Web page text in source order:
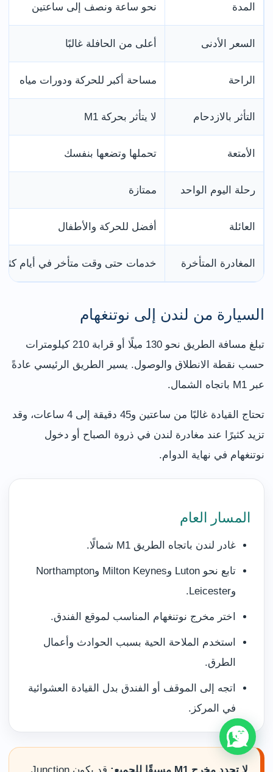
المدة نحو ساعة ونصف إلى ساعتين
السعر الأدنى أعلى من الحافلة غالبًا
الراحة مساحة أكبر للحركة ودورات مياه
التأثر بالازدحام لا يتأثر بحركة M1
الأمتعة تحملها وتضعها بنفسك
رحلة اليوم الواحد ممتازة
العائلة أفضل للحركة والأطفال
المغادرة المتأخرة خدمات حتى وقت متأخر في أيام
السيارة من لندن إلى نوتنغهام
تبلغ مسافة الطريق نحو 130 ميلًا أو قرابة 210 كيلومترات
حسب نقطة الانطلاق والوصول. يسير الطريق الرئيسي عادةً
عبر M1 باتجاه الشمال.
تحتاج القيادة غالبًا من ساعتين و45 دقيقة إلى 4 ساعات، وقد
تزيد كثيرًا عند مغادرة لندن في ذروة الصباح أو دخول
نوتنغهام في نهاية الدوام.
المسار العام
غادر لندن باتجاه الطريق M1 شمالًا.
تابع نحو Luton وMilton Keynes وNorthampton
وLeicester.
اختر مخرج نوتنغهام المناسب لموقع الفندق.
استخدم الملاحة الحية بسبب الحوادث وأعمال
الطرق.
اتجه إلى الموقف أو الفندق بدل القيادة العشوائية
في المركز.